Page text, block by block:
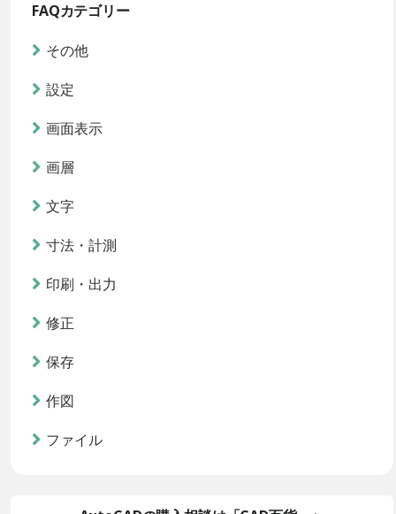
FAQカテゴリー
その他
設定
画面表示
画層
文字
寸法・計測
印刷・出力
修正
保存
作図
ファイル